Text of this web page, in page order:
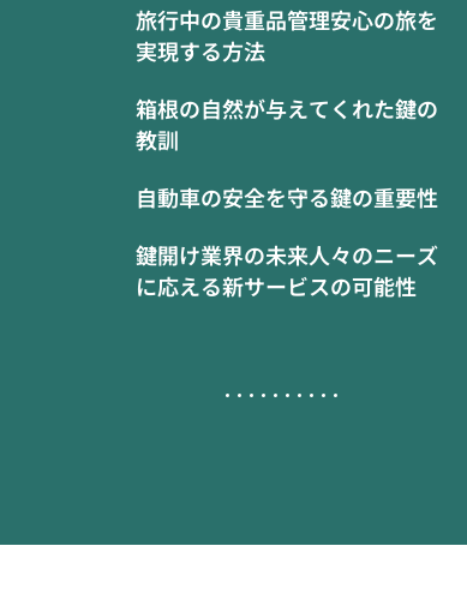
旅行中の貴重品管理安心の旅を
実現する方法
箱根の自然が与えてくれた鍵の
教訓
自動車の安全を守る鍵の重要性
鍵開け業界の未来人々のニーズ
に応える新サービスの可能性